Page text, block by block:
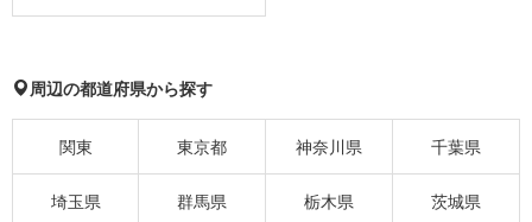
周辺の都道府県から探す
関東 東京都 神奈川県 千葉県
埼玉県 群馬県 栃木県 茨城県